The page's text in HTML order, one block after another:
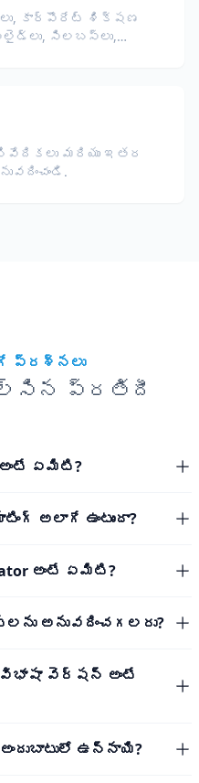
కార్పొరేట్ శిక్షణ
సిలబస్‌లు,
మరియు ఇతర
ప్రశ్నలు
ప్రతిదీ
ఏమిటి?
అలాగే ఉంటుందా?
అంటే ఏమిటి?
అనువదించగలరు?
వెర్షన్ అంటే
ఉన్నాయి?